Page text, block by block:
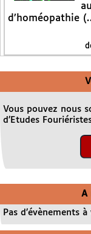
d’homéopathie
Vous pouvez nous
d’Etudes
A
Pas d’évènements